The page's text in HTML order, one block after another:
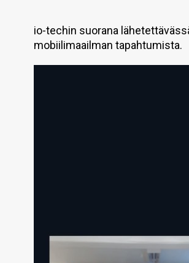
io-techin suorana
mobiilimaailman tapahtumista.